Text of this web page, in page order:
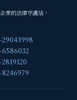
業的法律守護站，
29043998
6586032
8246979